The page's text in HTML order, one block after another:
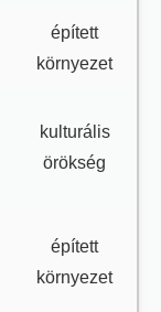
épített
környezet
kulturális
örökség
épített
környezet